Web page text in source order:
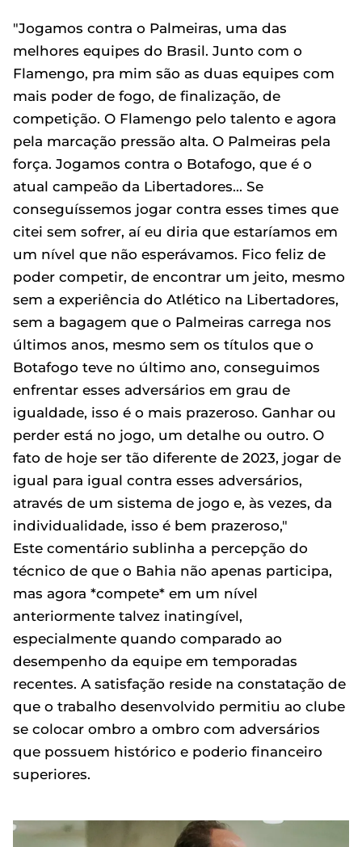
"Jogamos contra o Palmeiras, uma das
melhores equipes do Brasil. Junto com o
Flamengo, pra mim são as duas equipes com
mais poder de fogo, de finalização, de
competição. O Flamengo pelo talento e agora
pela marcação pressão alta. O Palmeiras pela
força. Jogamos contra o Botafogo, que é o
atual campeão da Libertadores... Se
conseguíssemos jogar contra esses times que
citei sem sofrer, aí eu diria que estaríamos em
um nível que não esperávamos. Fico feliz de
poder competir, de encontrar um jeito, mesmo
sem a experiência do Atlético na Libertadores,
sem a bagagem que o Palmeiras carrega nos
últimos anos, mesmo sem os títulos que o
Botafogo teve no último ano, conseguimos
enfrentar esses adversários em grau de
igualdade, isso é o mais prazeroso. Ganhar ou
perder está no jogo, um detalhe ou outro. O
fato de hoje ser tão diferente de 2023, jogar de
igual para igual contra esses adversários,
através de um sistema de jogo e, às vezes, da
individualidade, isso é bem prazeroso,"
Este comentário sublinha a percepção do
técnico de que o Bahia não apenas participa,
mas agora *compete* em um nível
anteriormente talvez inatingível,
especialmente quando comparado ao
desempenho da equipe em temporadas
recentes. A satisfação reside na constatação de
que o trabalho desenvolvido permitiu ao clube
se colocar ombro a ombro com adversários
que possuem histórico e poderio financeiro
superiores.